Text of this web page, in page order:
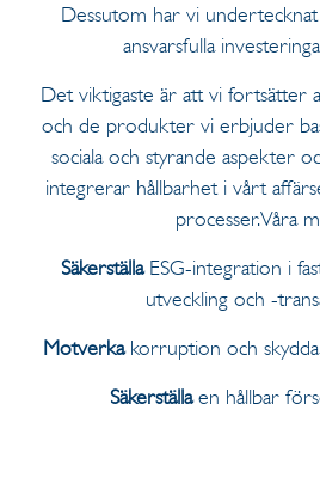
Dessutom har vi
ansvarsfulla
Det viktigaste är att vi fortsätter
och de produkter vi erbjuder
sociala och styrande aspekter
integrerar hållbarhet i vårt
processer. Våra
SäkerställaESG-integration i
utveckling och -
Motverkakorruption och
Säkerställaen hållbar